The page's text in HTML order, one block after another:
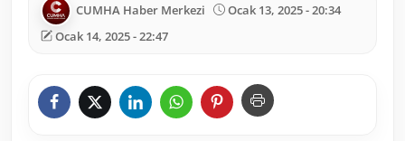
CUMHA Haber Merkezi
Ocak 13, 2025 - 20:34
Ocak 14, 2025 - 22:47